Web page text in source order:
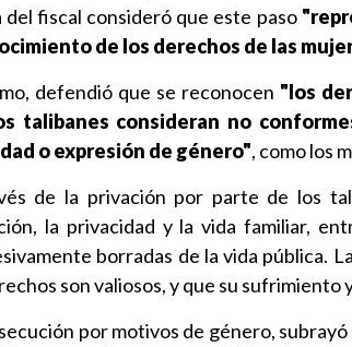
del fiscal consideró que este paso
de los derechos de las
defendió que se reconocen "los
talibanes consideran no
o expresión de género", como los
de la privación por parte de los
la privacidad y la vida familiar,
borradas de la vida pública.
son valiosos, y que su sufrimiento
por motivos de género,